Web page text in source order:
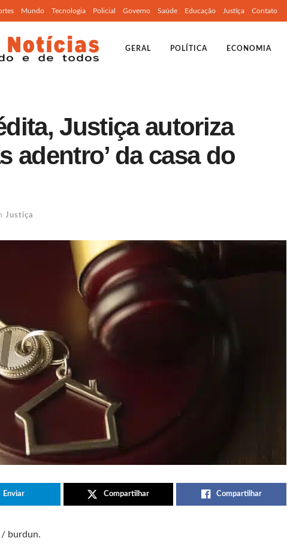
Mundo Tecnologia Policial Governo Saúde Educação Justiça Contato
GERAL POLÍTICA ECONOMIA
Justiça autoriza
adentro’ da casa do
Justiça
Enviar Compartilhar Compartilhar
/ burdun.